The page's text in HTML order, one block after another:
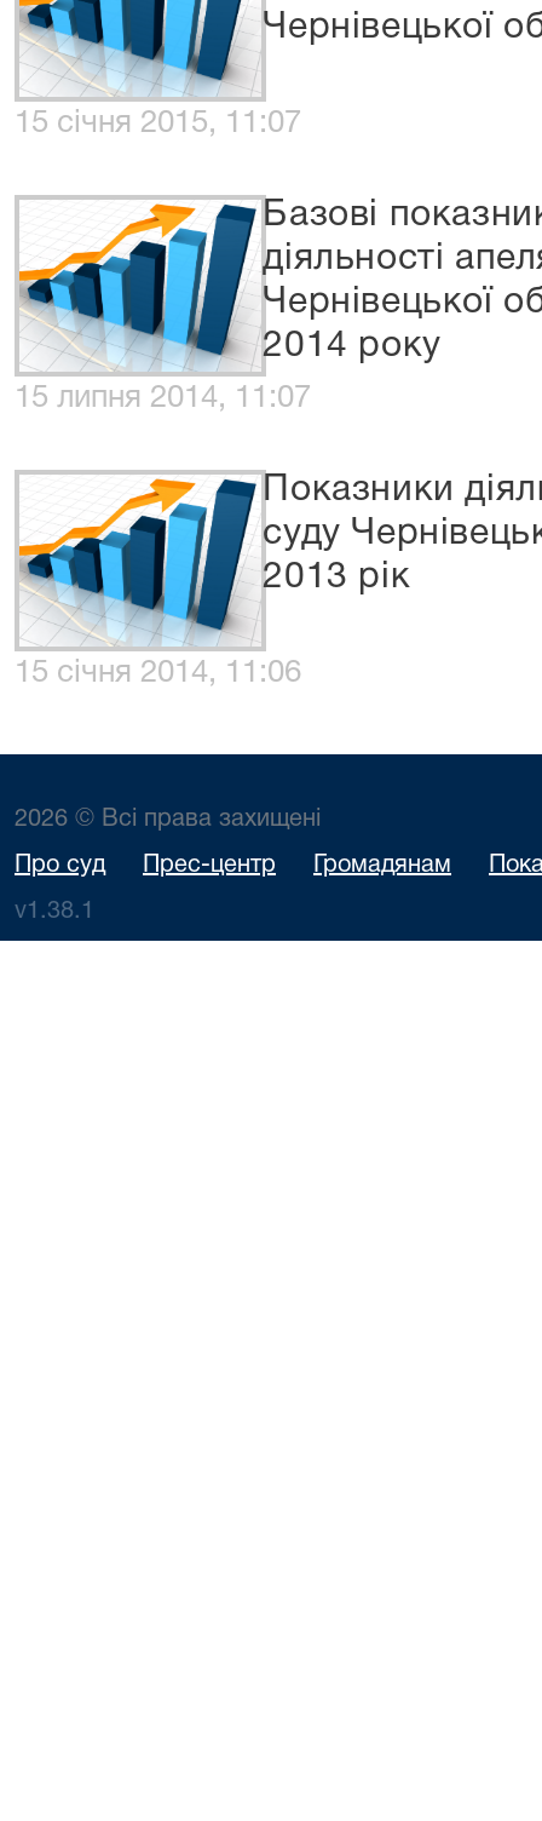
Чернівецької
15 січня 2015, 11:07
Базові
діяльності
Чернівецької
2014 року
15 липня 2014, 11:07
Показники
суду
2013 рік
15 січня 2014, 11:06
2026 © Всі права захищені
Про суд Прес-центр Громадянам
v1.38.1